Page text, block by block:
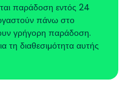
παράδοση εντός 24
πάνω στο
γρήγορη παράδοση.
τη διαθεσιμότητα αυτής